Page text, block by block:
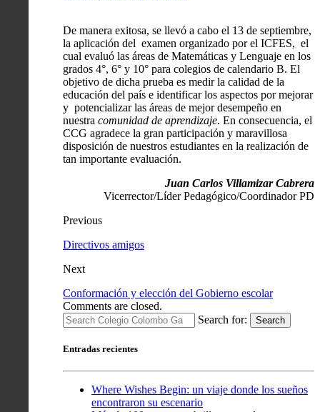
De manera exitosa, se llevó a cabo el 13 de septiembre,
la aplicación del examen organizado por el ICFES, el
cual evaluó las áreas de Matemáticas y Lenguaje en los
grados 4°, 6° y 10° para colegios de calendario B. El
objetivo de dicha prueba es medir la calidad de la
educación del país e identificar los aspectos por mejorar
y potencializar las áreas de mejor desempeño en
nuestra comunidad de aprendizaje. En consecuencia, el
CCG agradece la gran participación y maravillosa
disposición de nuestros estudiantes en la realización de
tan importante evaluación.
Juan Carlos Villamizar Cabrera
Vicerrector/Líder Pedagógico/Coordinador PD
Previous
Directivos amigos
Next
Conformación y elección del Gobierno escolar
Comments are closed.
Search for:
Search
Entradas recientes
Where Wishes Begin: un viaje donde los sueños
encontraron su escenario